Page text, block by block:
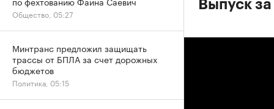
Выпуск
Общество, 05:27
Минтранс предложил защищать
трассы от БПЛА за счет дорожных
бюджетов
Политика, 05:15